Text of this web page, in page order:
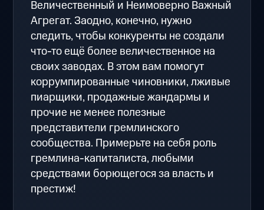
Величественный и Неимоверно Важный
Агрегат. Заодно, конечно, нужно
следить, чтобы конкуренты не создали
что-то ещё более величественное на
своих заводах. В этом вам помогут
коррумпированные чиновники, лживые
пиарщики, продажные жандармы и
прочие не менее полезные
представители гремлинского
сообщества. Примерьте на себя роль
гремлина-капиталиста, любыми
средствами борющегося за власть и
престиж!